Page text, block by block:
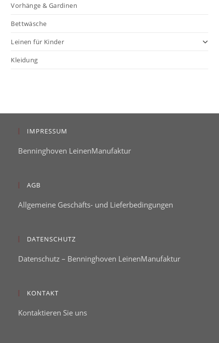
Vorhänge & Gardinen
Bettwäsche
Leinen für Kinder
Kleidung
IMPRESSUM
Benninghoven LeinenManufaktur
AGB
Allgemeine Geschäfts- und Lieferbedingungen
DATENSCHUTZ
Datenschutz – Benninghoven LeinenManufaktur
KONTAKT
Kontaktieren Sie uns